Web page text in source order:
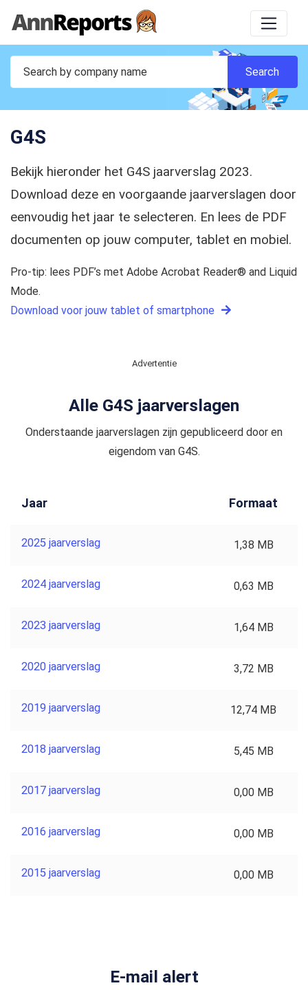
G4S
Bekijk hieronder het G4S jaarverslag 2023.
Download deze en voorgaande jaarverslagen door
eenvoudig het jaar te selecteren. En lees de PDF
documenten op jouw computer, tablet en mobiel.
Pro-tip: lees PDF’s met Adobe Acrobat Reader® and Liquid
Mode.
Download voor jouw tablet of smartphone
Advertentie
Alle G4S jaarverslagen
Onderstaande jaarverslagen zijn gepubliceerd door en
eigendom van G4S.
Jaar Formaat
2025 jaarverslag 1,38 MB
2024 jaarverslag 0,63 MB
2023 jaarverslag 1,64 MB
2020 jaarverslag 3,72 MB
2019 jaarverslag 12,74 MB
2018 jaarverslag 5,45 MB
2017 jaarverslag 0,00 MB
2016 jaarverslag 0,00 MB
2015 jaarverslag 0,00 MB
E-mail alert